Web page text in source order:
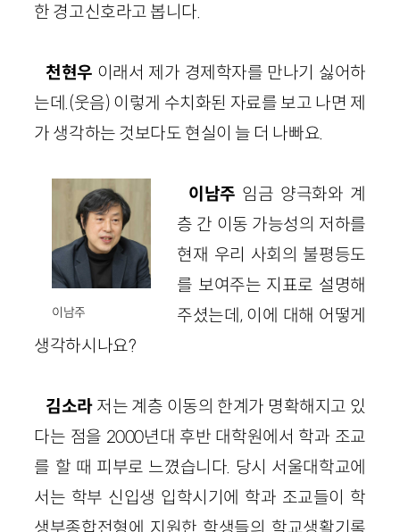
한 경고신호라고 봅니다.
천현우 이래서 제가 경제학자를 만나기 싫어하
는데.(웃음) 이렇게 수치화된 자료를 보고 나면 제
가 생각하는 것보다도 현실이 늘 더 나빠요.
이남주
이남주 임금 양극화와 계
층 간 이동 가능성의 저하를
현재 우리 사회의 불평등도
를 보여주는 지표로 설명해
주셨는데, 이에 대해 어떻게
생각하시나요?
김소라 저는 계층 이동의 한계가 명확해지고 있
다는 점을 2000년대 후반 대학원에서 학과 조교
를 할 때 피부로 느꼈습니다. 당시 서울대학교에
서는 학부 신입생 입학시기에 학과 조교들이 학
생부종합전형에 지원한 학생들의 학교생활기록